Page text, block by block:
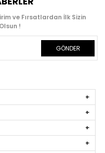
ve Fırsatlardan İlk Sizin
!
GÖNDER